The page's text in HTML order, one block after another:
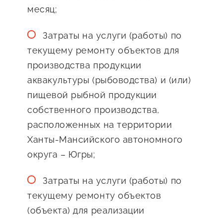
месяц;
Затраты на услуги (работы) по
текущему ремонту объектов для
производства продукции
аквакультуры (рыбоводства) и (или)
пищевой рыбной продукции
собственного производства,
расположенных на территории
Ханты-Мансийского автономного
округа – Югры;
Затраты на услуги (работы) по
текущему ремонту объектов
(объекта) для реализации